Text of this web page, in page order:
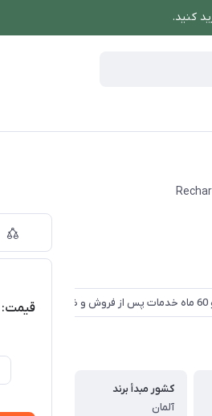
کنید.
کشور مبدأ برند
آلمان
قیمت: